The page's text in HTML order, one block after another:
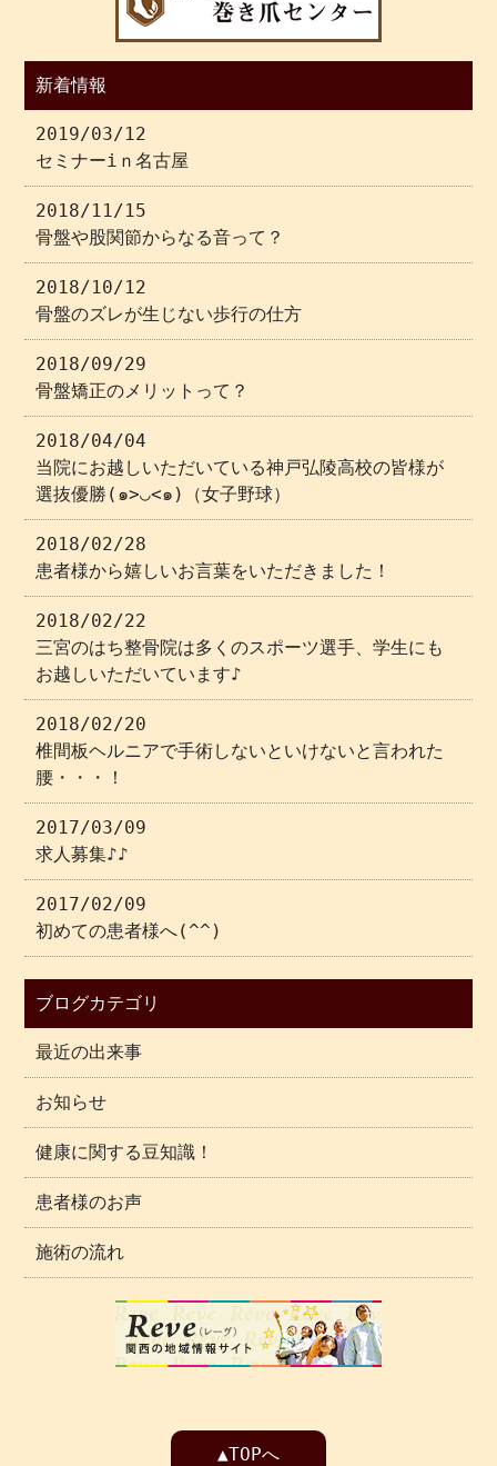
新着情報
2019/03/12
セミナーiｎ名古屋
2018/11/15
骨盤や股関節からなる音って？
2018/10/12
骨盤のズレが生じない歩行の仕方
2018/09/29
骨盤矯正のメリットって？
2018/04/04
当院にお越しいただいている神戸弘陵高校の皆様が
選抜優勝(๑>◡<๑)（女子野球）
2018/02/28
患者様から嬉しいお言葉をいただきました！
2018/02/22
三宮のはち整骨院は多くのスポーツ選手、学生にも
お越しいただいています♪
2018/02/20
椎間板ヘルニアで手術しないといけないと言われた
腰・・・！
2017/03/09
求人募集♪♪
2017/02/09
初めての患者様へ(^^)
ブログカテゴリ
最近の出来事
お知らせ
健康に関する豆知識！
患者様のお声
施術の流れ
▲TOPへ